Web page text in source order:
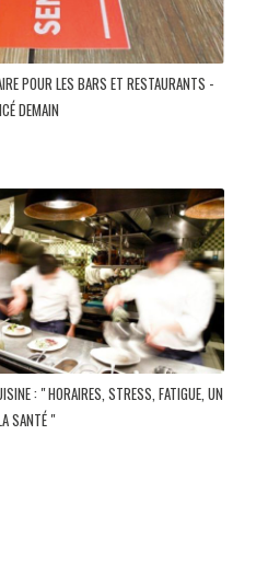
POUR LES BARS ET RESTAURANTS -
DEMAIN
: " HORAIRES, STRESS, FATIGUE, UN
SANTÉ "